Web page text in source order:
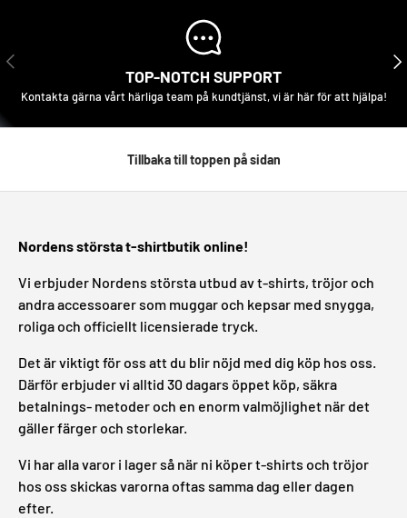
FÖREGÅENDE
TOP-NOTCH SUPPORT
Kontakta gärna vårt härliga team på kundtjänst, vi är här för att hjälpa!
Tillbaka till toppen på sidan
Nordens största t-shirtbutik online!
Vi erbjuder Nordens största utbud av t-shirts, tröjor och
andra accessoarer som muggar och kepsar med snygga,
roliga och officiellt licensierade tryck.
Det är viktigt för oss att du blir nöjd med dig köp hos oss.
Därför erbjuder vi alltid 30 dagars öppet köp, säkra
betalnings- metoder och en enorm valmöjlighet när det
gäller färger och storlekar.
Vi har alla varor i lager så när ni köper t-shirts och tröjor
hos oss skickas varorna oftas samma dag eller dagen
efter.